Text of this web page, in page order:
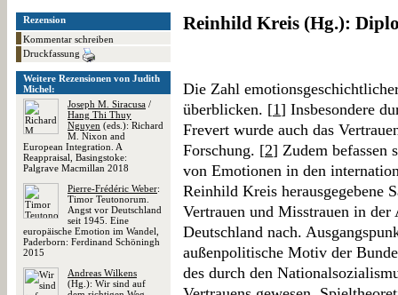
Rezension
Kommentar schreiben
Druckfassung
Weitere Rezensionen von Judith
Michel:
Joseph M. Siracusa /
Hang Thi Thuy
Nguyen (eds.): Richard
M. Nixon and
European Integration. A
Reappraisal, Basingstoke:
Palgrave Macmillan 2018
Pierre-Frédéric Weber:
Timor Teutonorum.
Angst vor Deutschland
seit 1945. Eine
europäische Emotion im Wandel,
Paderborn: Ferdinand Schöningh
2015
Andreas Wilkens
(Hg.): Wir sind auf
Reinhild Kreis (Hg.):
Die Zahl
überblicken. [1] Insbesondere
Frevert wurde auch das
Forschung. [2] Zudem befassen
von Emotionen in den
Reinhild Kreis herausgegebene
Vertrauen und Misstrauen in
Deutschland nach.
außenpolitische Motiv der
des durch den